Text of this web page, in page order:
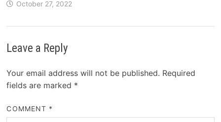
October 27, 2022
Leave a Reply
Your email address will not be published. Required
fields are marked *
COMMENT *